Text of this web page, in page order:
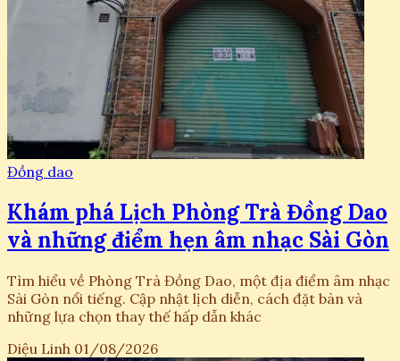
Đồng dao
Khám phá Lịch Phòng Trà Đồng Dao
và những điểm hẹn âm nhạc Sài Gòn
Tìm hiểu về Phòng Trà Đồng Dao, một địa điểm âm nhạc
Sài Gòn nổi tiếng. Cập nhật lịch diễn, cách đặt bàn và
những lựa chọn thay thế hấp dẫn khác
Diệu Linh 01/08/2026